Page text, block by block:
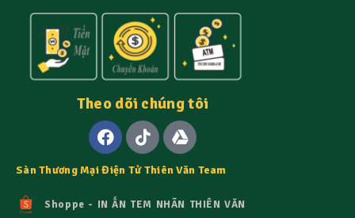
Theo dõi chúng tôi
Sàn Thương Mại Điện Tử Thiên Văn Team
Shoppe - IN ẤN TEM NHÃN THIÊN VĂN